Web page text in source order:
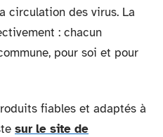
circulation des virus. La
: chacun
pour soi et pour
fiables et adaptés à
sur le site de